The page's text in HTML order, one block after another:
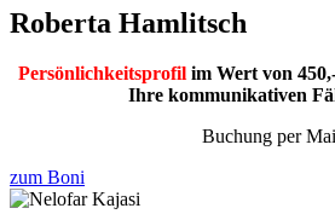
Roberta Hamlitsch
Persönlichkeitsprofilim Wert von
Ihre kommunikativen
Buchung per
zum Boni